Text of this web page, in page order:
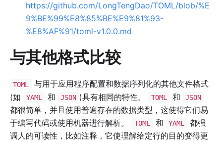
https://github.com/LongTengDao/TOML/blob/%E
9%BE%99%E8%85%BE%E9%81%93-
%E8%AF%91/toml-v1.0.0.md
与其他格式比较
TOML
与用于应用程序配置和数据序列化的其他文件格式
(如
YAML 和 JSON )具有相同的特性。 TOML 和 JSON
都很简单，并且使用普遍存在的数据类型，这使得它们易
于编写代码或使用机器进行解析。
TOML 和 YAML
都强
调人的可读性，比如注释，它使理解给定行的目的变得更